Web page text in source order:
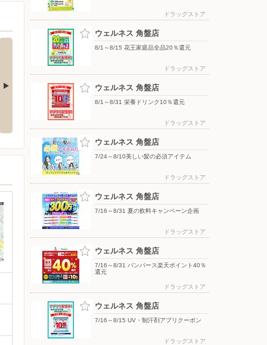
品20％還
7/24〜8/10美しい髪の必須アイテ
ム
3/16〜8/31 夏の肌ケアキャンペ
ドラッグストア
ウェルネス 角盤店
8/1～8/15 花王家庭品全品20％還元
ドラッグストア
ウェルネス 角盤店
8/1～8/31 栄養ドリンク10％還元
ドラッグストア
ウェルネス 角盤店
7/24～8/10美しい髪の必須アイテム
ドラッグストア
ウェルネス 角盤店
7/16～8/31 夏の飲料キャンペーン企画
ドラッグストア
ウェルネス 角盤店
7/16～8/31 パンパース楽天ポイント40％
還元
ドラッグストア
ウェルネス 角盤店
7/16～8/15 UV・制汗剤アプリクーポン
ドラッグストア